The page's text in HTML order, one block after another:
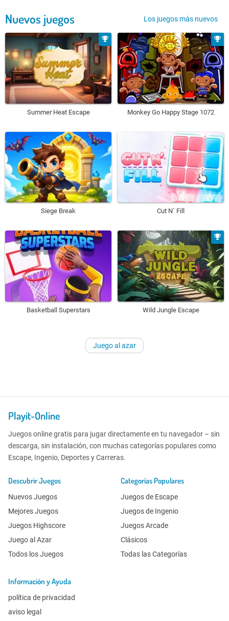
Nuevos juegos Los juegos más nuevos
Summer Heat Escape Monkey Go Happy Stage 1072
Siege Break Cut N´ Fill
Basketball Superstars Wild Jungle Escape
Juego al azar
Playit-Online
Juegos online gratis para jugar directamente en tu navegador – sin
descarga, sin instalación, con muchas categorías populares como
Escape, Ingenio, Deportes y Carreras.
Descubrir Juegos
Nuevos Juegos
Mejores Juegos
Juegos Highscore
Juego al Azar
Todos los Juegos
Categorías Populares
Juegos de Escape
Juegos de Ingenio
Juegos Arcade
Clásicos
Todas las Categorías
Información y Ayuda
política de privacidad
aviso legal